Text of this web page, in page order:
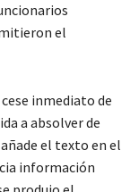
el
inmediato de
a absolver de
el texto en el
información